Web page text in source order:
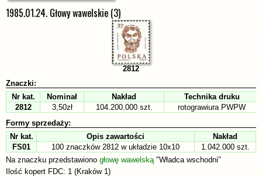
1985.01.24. Głowy wawelskie (3)
2812
Znaczki:
Nr kat.
Nominał Nakład
Technika druku
2812
3,50zł 104.200.000 szt.
rotograwiura PWPW
Formy sprzedaży:
Nr kat.
Opis zawartości
Nakład
FS01
100 znaczków 2812 w układzie 10x10
1.042.000 szt.
Na znaczku przedstawiono głowę wawelską"Władca wschodni"
Ilość kopert FDC: 1 (Kraków 1)